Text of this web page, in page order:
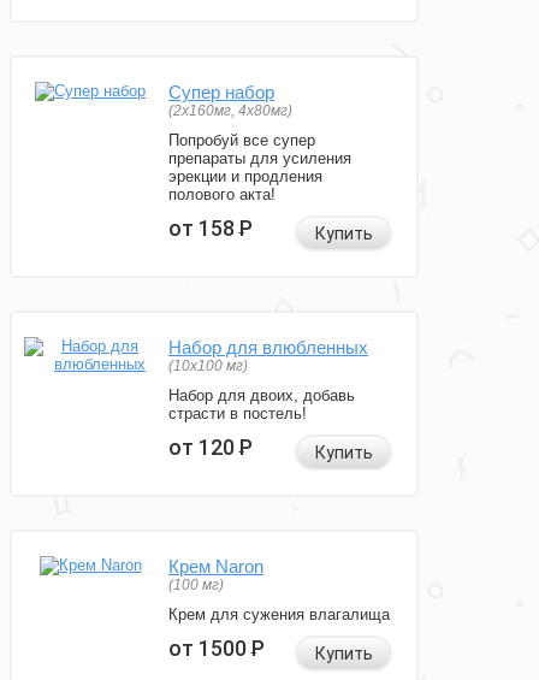
Супер набор
(2х160мг, 4х80мг)
Попробуй все супер
препараты для усиления
эрекции и продления
полового акта!
от 158Р Купить
Набор для влюбленных
(10х100 мг)
Набор для двоих, добавь
страсти в постель!
от 120Р Купить
Крем Naron
(100 мг)
Крем для сужения влагалища
от 1500Р Купить